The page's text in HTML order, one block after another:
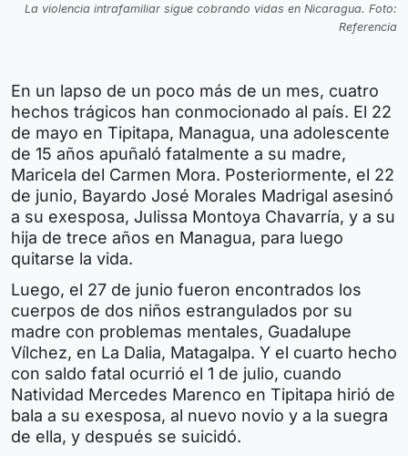
La violencia intrafamiliar sigue cobrando vidas en Nicaragua. Foto:
Referencia
En un lapso de un poco más de un mes, cuatro
hechos trágicos han conmocionado al país. El 22
de mayo en Tipitapa, Managua, una adolescente
de 15 años apuñaló fatalmente a su madre,
Maricela del Carmen Mora. Posteriormente, el 22
de junio, Bayardo José Morales Madrigal asesinó
a su exesposa, Julissa Montoya Chavarría, y a su
hija de trece años en Managua, para luego
quitarse la vida.
Luego, el 27 de junio fueron encontrados los
cuerpos de dos niños estrangulados por su
madre con problemas mentales, Guadalupe
Vílchez, en La Dalia, Matagalpa. Y el cuarto hecho
con saldo fatal ocurrió el 1 de julio, cuando
Natividad Mercedes Marenco en Tipitapa hirió de
bala a su exesposa, al nuevo novio y a la suegra
de ella, y después se suicidó.